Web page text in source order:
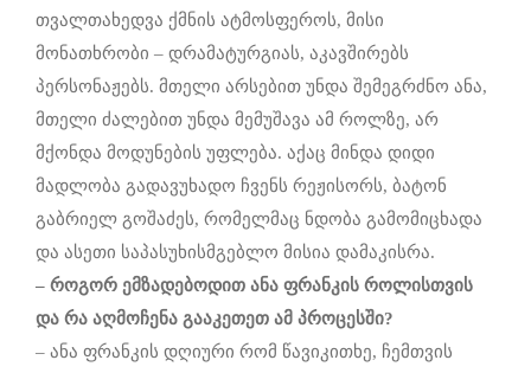
თვალთახედვა ქმნის ატმოსფეროს, მისი
მონათხრობი – დრამატურგიას, აკავშირებს
პერსონაჟებს. მთელი არსებით უნდა შემეგრძნო ანა,
მთელი ძალებით უნდა მემუშავა ამ როლზე, არ
მქონდა მოდუნების უფლება. აქაც მინდა დიდი
მადლობა გადავუხადო ჩვენს რეჟისორს, ბატონ
გაბრიელ გოშაძეს, რომელმაც ნდობა გამომიცხადა
და ასეთი საპასუხისმგებლო მისია დამაკისრა.
– როგორ ემზადებოდით ანა ფრანკის როლისთვის
და რა აღმოჩენა გააკეთეთ ამ პროცესში?
– ანა ფრანკის დღიური რომ წავიკითხე, ჩემთვის